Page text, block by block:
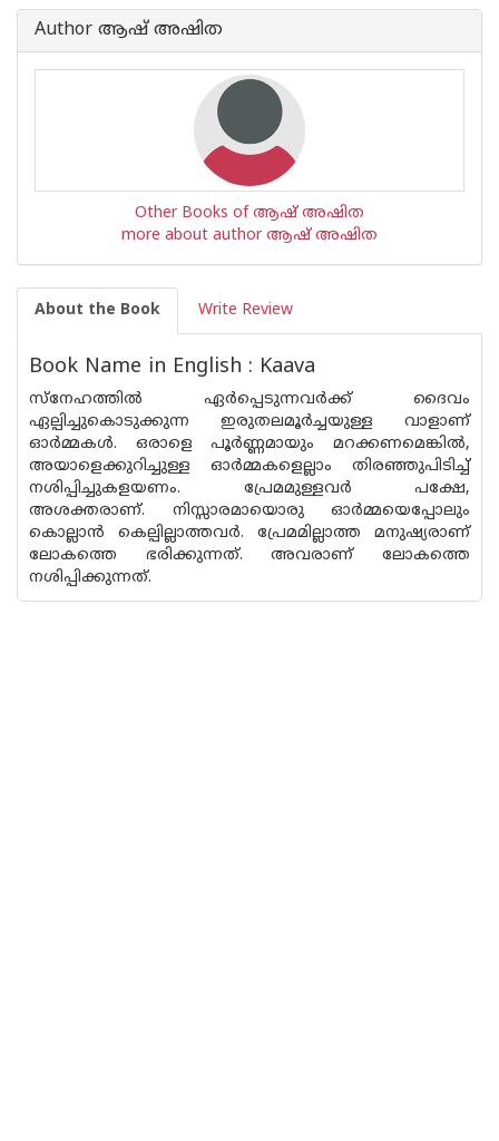
Author ആഷ് അഷിത
Other Books of ആഷ് അഷിത
more about author ആഷ് അഷിത
About the Book Write Review
Book Name in English : Kaava
സ്നേഹത്തിൽ ഏർപ്പെടുന്നവർക്ക് ദൈവം
ഏല്പിച്ചുകൊടുക്കുന്ന ഇരുതലമൂർച്ചയുള്ള വാളാണ്
ഓർമ്മകൾ. ഒരാളെ പൂർണ്ണമായും മറക്കണമെങ്കിൽ,
അയാളെക്കുറിച്ചുള്ള ഓർമ്മകളെല്ലാം തിരഞ്ഞുപിടിച്ച്
നശിപ്പിച്ചുകളയണം. പ്രേമമുള്ളവർ പക്ഷേ,
അശക്തരാണ്. നിസ്സാരമായൊരു ഓർമ്മയെപ്പോലും
കൊല്ലാൻ കെല്പില്ലാത്തവർ. പ്രേമമില്ലാത്ത മനുഷ്യരാണ്
ലോകത്തെ ഭരിക്കുന്നത്. അവരാണ് ലോകത്തെ
നശിപ്പിക്കുന്നത്.